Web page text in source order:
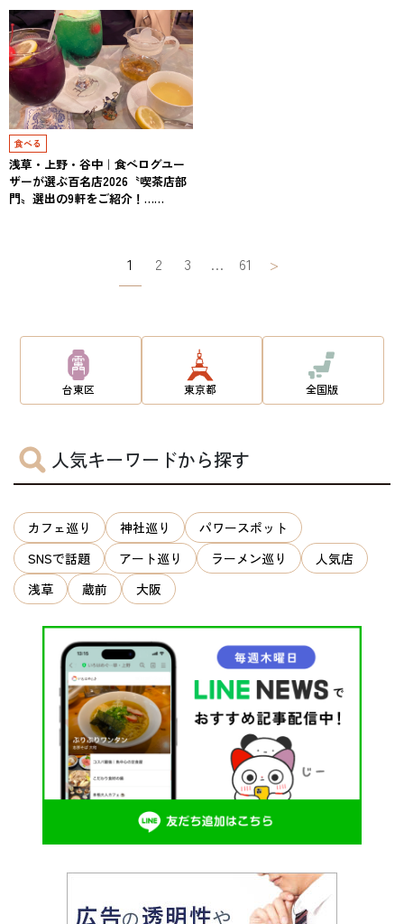
食べる
浅草・上野・谷中｜食べログユー
ザーが選ぶ百名店2026〝喫茶店部
門〟選出の9軒をご紹介！……
稿
ビ
シ
ョ
ン
1 2 3 … 61 >
台東区 東京都 全国版
人気キーワードから探す
カフェ巡り 神社巡り
パワースポット
SNSで話題
アート巡り ラーメン巡り
人気店
浅草
蔵前 大阪